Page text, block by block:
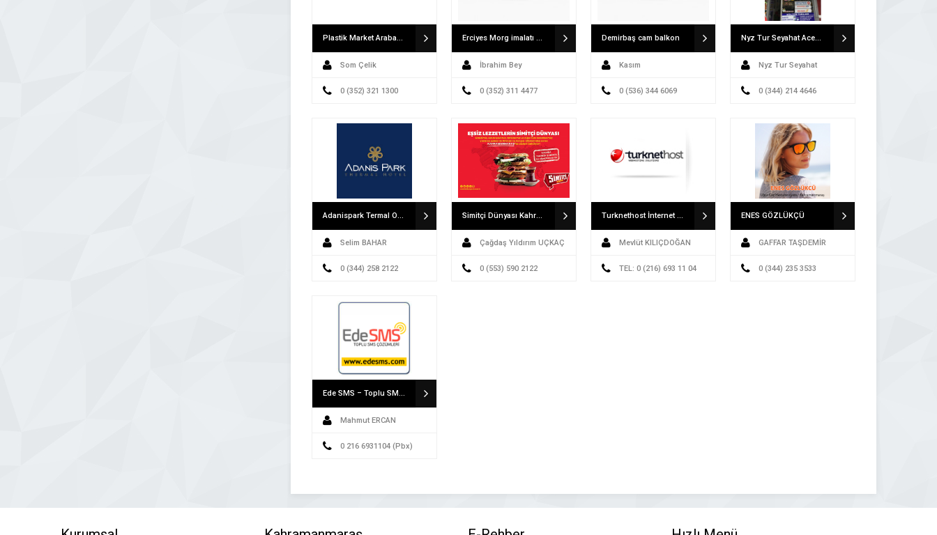
Plastik Market Arabası Depo Rafı Market Rafı İmalatçısı Somçelik Raf Sanayi
Som Çelik
0 (352) 321 1300
Erciyes Morg imalatı Klimalı Tabut Alüminyum Sal Tabut Fabrikası
İbrahim Bey
0 (352) 311 4477
Demirbaş cam balkon
Kasım
0 (536) 344 6069
Nyz Tur Seyahat Acentası
Nyz Tur Seyahat
Acentası0 (344) 214 4646
Adanispark Termal Otel
Selim BAHAR
0 (344) 258 2122
Simitçi Dünyası Kahramanmaraş Tekerek
Çağdaş Yıldırım UÇKAÇ
0 (553) 590 2122
Turknethost İnternet Hizmetleri
Mevlüt KILIÇDOĞAN
TEL: 0 (216) 693 11 04
ENES GÖZLÜKÇÜ
GAFFAR TAŞDEMİR
0 (344) 235 3533
Ede SMS – Toplu SMS Hizmetleri
Mahmut ERCAN
0 216 6931104 (Pbx)